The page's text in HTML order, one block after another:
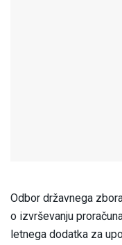
Odbor državnega
o izvrševanju
letnega dodatka za